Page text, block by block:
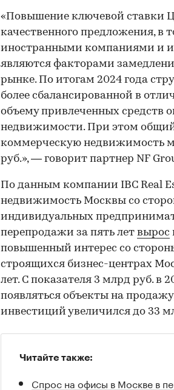
«Повышение ключевой ставки
качественного предложения, в
иностранными компаниями и
являются факторами
рынке. По итогам 2024 года
более сбалансированной в
объему привлеченных средств
недвижимости. При этом
коммерческую недвижимость
руб.», — говорит партнер NF
По данным компании IBC Real
недвижимость Москвы со
индивидуальных
перепродажи за пять лет вырос
повышенный интерес со
строящихся бизнес-центрах
лет. С показателя 3 млрд руб. в
появляться объекты на
инвестиций увеличился до 33
Читайте также:
Спрос на офисы в Москве в